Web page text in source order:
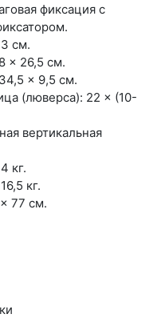
фиксация с
см.
× 26,5 см.
× 9,5 см.
(люверса): 22 × (10-
вертикальная
кг.
кг.
77 см.